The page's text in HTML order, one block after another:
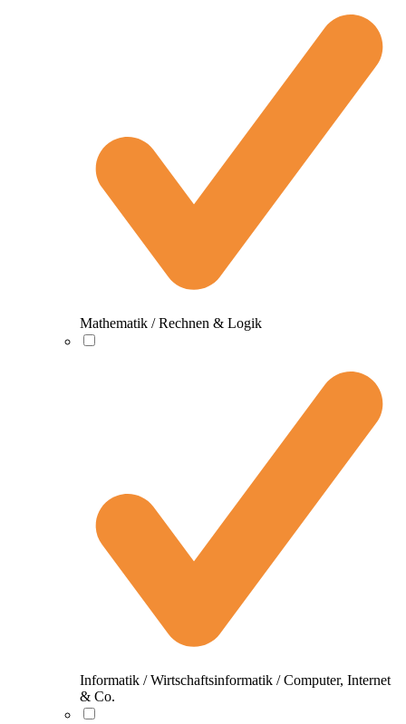
Mathematik / Rechnen & Logik
Informatik / Wirtschaftsinformatik / Computer, Internet
& Co.